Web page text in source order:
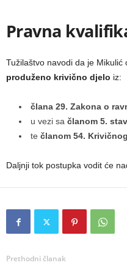
Pravna
Tužilaštvo navodi da je Mikulić
produženo krivično djelo iz:
člana 29. Zakona o
u vezi sa članom 5.
te članom 54.
Daljnji tok postupka vodit će
Prethodni članak